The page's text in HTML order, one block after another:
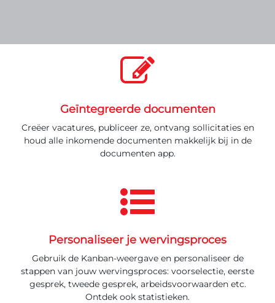
Geïntegreerde documenten
Creëer vacatures, publiceer ze, ontvang sollicitaties en
houd alle inkomende documenten makkelijk bij in de
documenten app.
Personaliseer je wervingsproces
Gebruik de Kanban-weergave en personaliseer de
stappen van jouw wervingsproces: voorselectie, eerste
gesprek, tweede gesprek, arbeidsvoorwaarden etc.
Ontdek ook statistieken.